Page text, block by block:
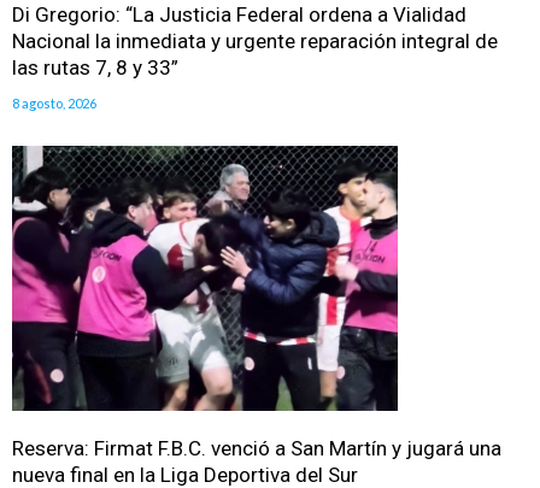
Di Gregorio: “La Justicia Federal ordena a Vialidad
Nacional la inmediata y urgente reparación integral de
las rutas 7, 8 y 33”
8 agosto, 2026
Reserva: Firmat F.B.C. venció a San Martín y jugará una
nueva final en la Liga Deportiva del Sur